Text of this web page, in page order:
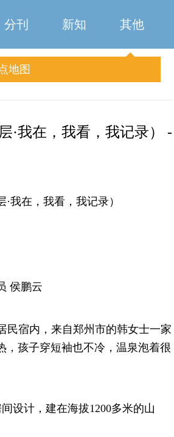
分刊 新知 其他
地图
·我在，我看，我记录） -
我在，我看，我记录）
侯鹏云
宿内，来自郑州市的韩女士一家
，孩子穿短袖也不冷，温泉泡着很
计，建在海拔1200多米的山